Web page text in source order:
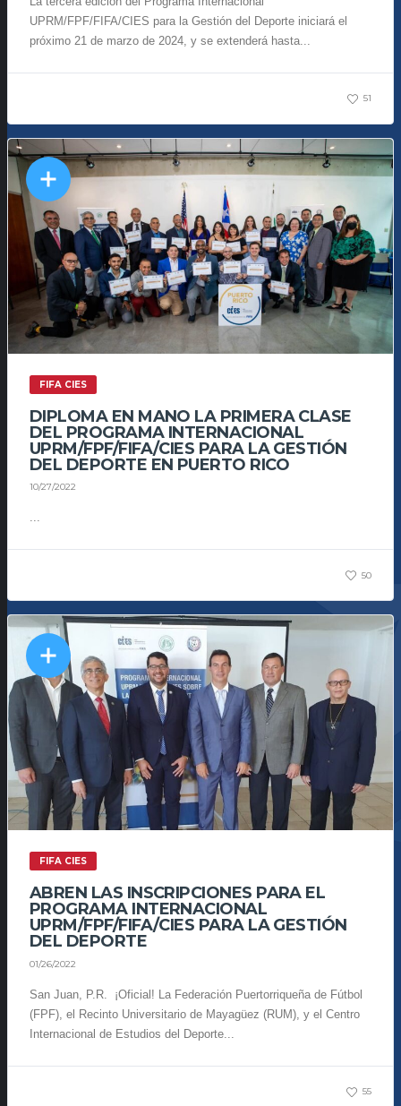
UPRM/FPF/FIFA/CIES para la Gestión del Deporte iniciará el
próximo 21 de marzo de 2024, y se extenderá hasta...
51
FIFA CIES
DIPLOMA EN MANO LA PRIMERA CLASE
DEL PROGRAMA INTERNACIONAL
UPRM/FPF/FIFA/CIES PARA LA GESTIÓN
DEL DEPORTE EN PUERTO RICO
10/27/2022
...
50
FIFA CIES
ABREN LAS INSCRIPCIONES PARA EL
PROGRAMA INTERNACIONAL
UPRM/FPF/FIFA/CIES PARA LA GESTIÓN
DEL DEPORTE
01/26/2022
San Juan, P.R. ¡Oficial! La Federación Puertorriqueña de Fútbol
(FPF), el Recinto Universitario de Mayagüez (RUM), y el Centro
Internacional de Estudios del Deporte...
55